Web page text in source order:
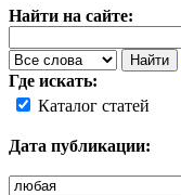
Найти на сайте:
Где искать:
Каталог статей
Дата публикации: